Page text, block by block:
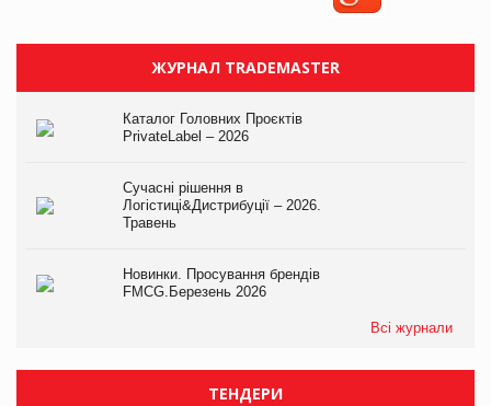
ЖУРНАЛ TRADEMASTER
Каталог Головних Проєктів
PrivateLabel – 2026
Сучасні рішення в
Логістиці&Дистрибуції – 2026.
Травень
Новинки. Просування брендів
FMCG.Березень 2026
Всі журнали
ТЕНДЕРИ